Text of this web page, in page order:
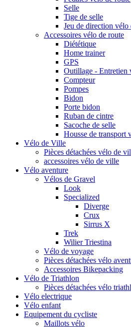
Selle
Tige de selle
Jeu de direction vélo
Accessoires vélo de route
Diététique
Home trainer
GPS
Outillage - Entretien
Compteur
Pompes
Bidon
Porte bidon
Ruban de cintre
Sacoche de selle
Housse de transport
Vélo de Ville
Pièces détachées vélo de
accessoires vélo de ville
Vélo aventure
Vélos de Gravel
Look
Specialized
Diverge
Crux
Sirrus X
Trek
Wilier Triestina
Vélo de voyage
Pièces détachées vélo
Accessoires Bikepacking
Vélo de Triathlon
Pièces détachées vélo
Vélo electrique
Vélo enfant
Equipement du cycliste
Maillots vélo